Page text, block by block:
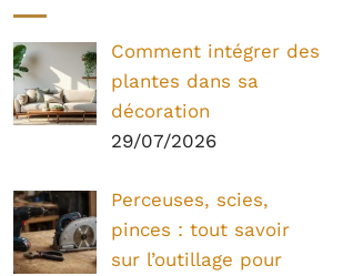
Comment intégrer des
plantes dans sa
décoration
29/07/2026
Perceuses, scies,
pinces : tout savoir
sur l’outillage pour